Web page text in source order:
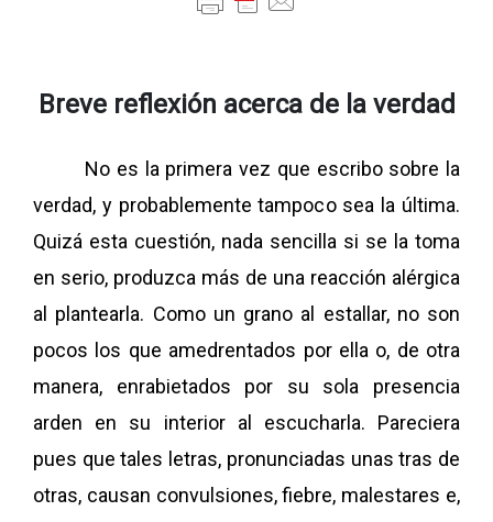
Breve reflexión acerca de la verdad
No es la primera vez que escribo sobre la
verdad, y probablemente tampoco sea la última.
Quizá esta cuestión, nada sencilla si se la toma
en serio, produzca más de una reacción alérgica
al plantearla. Como un grano al estallar, no son
pocos los que amedrentados por ella o, de otra
manera, enrabietados por su sola presencia
arden en su interior al escucharla. Pareciera
pues que tales letras, pronunciadas unas tras de
otras, causan convulsiones, fiebre, malestares e,